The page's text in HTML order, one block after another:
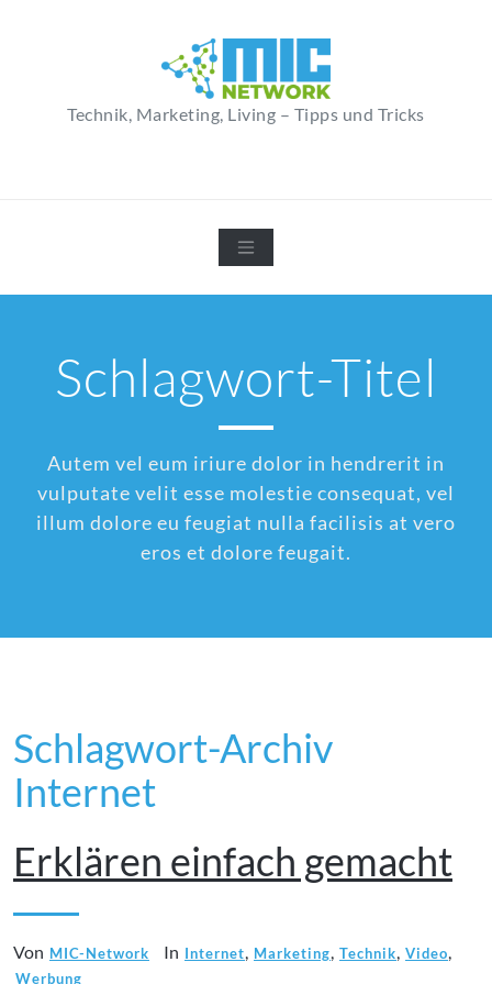
Technik, Marketing, Living – Tipps und Tricks
Schlagwort-Titel
Autem vel eum iriure dolor in hendrerit in
vulputate velit esse molestie consequat, vel
illum dolore eu feugiat nulla facilisis at vero
eros et dolore feugait.
Schlagwort-Archiv
Internet
Erklären einfach gemacht
Von MIC-Network In Internet, Marketing, Technik, Video,
Werbung